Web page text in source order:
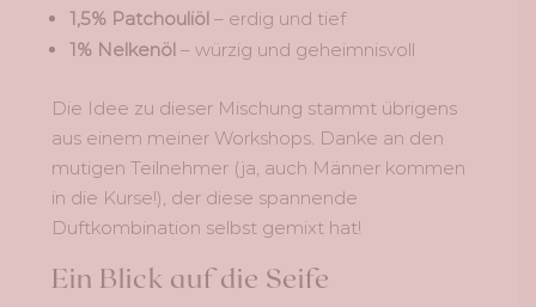
1,5% Patchouliöl – erdig und tief
1% Nelkenöl – würzig und geheimnisvoll
Die Idee zu dieser Mischung stammt übrigens
aus einem meiner Workshops. Danke an den
mutigen Teilnehmer (ja, auch Männer kommen
in die Kurse!), der diese spannende
Duftkombination selbst gemixt hat!
Ein Blick auf die Seife